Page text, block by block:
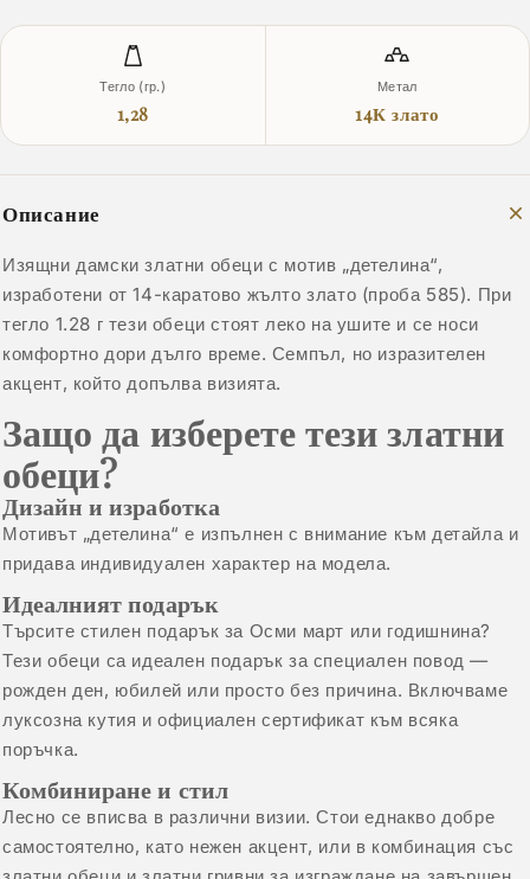
Тегло (гр.)
1,28
Метал
14К злато
Описание
Изящни дамски златни обеци с мотив „детелина“,
изработени от 14-каратово жълто злато (проба 585). При
тегло 1.28 г тези обеци стоят леко на ушите и се носи
комфортно дори дълго време. Семпъл, но изразителен
акцент, който допълва визията.
Защо да изберете тези златни
обеци?
Дизайн и изработка
Мотивът „детелина“ е изпълнен с внимание към детайла и
придава индивидуален характер на модела.
Идеалният подарък
Търсите стилен подарък за Осми март или годишнина?
Тези обеци са идеален подарък за специален повод —
рожден ден, юбилей или просто без причина. Включваме
луксозна кутия и официален сертификат към всяка
поръчка.
Комбиниране и стил
Лесно се вписва в различни визии. Стои еднакво добре
самостоятелно, като нежен акцент, или в комбинация със